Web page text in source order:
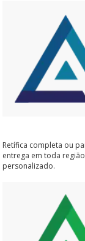
Retífica completa ou
entrega em toda
personalizado.